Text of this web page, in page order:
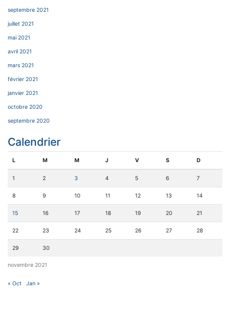
septembre 2021
juillet 2021
mai 2021
avril 2021
mars 2021
février 2021
janvier 2021
octobre 2020
septembre 2020
Calendrier
novembre 2021
L M M J V S D
1 2 3 4 5 6 7
8 9 10 11 12 13 14
15 16 17 18 19 20 21
22 23 24 25 26 27 28
29 30
« Oct Jan »